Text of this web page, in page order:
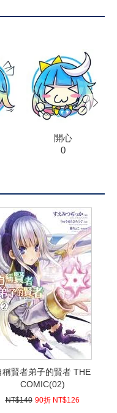
開心
0
next
稱賢者弟子的賢者 THE
COMIC(02)
NT$140 90折 NT$126